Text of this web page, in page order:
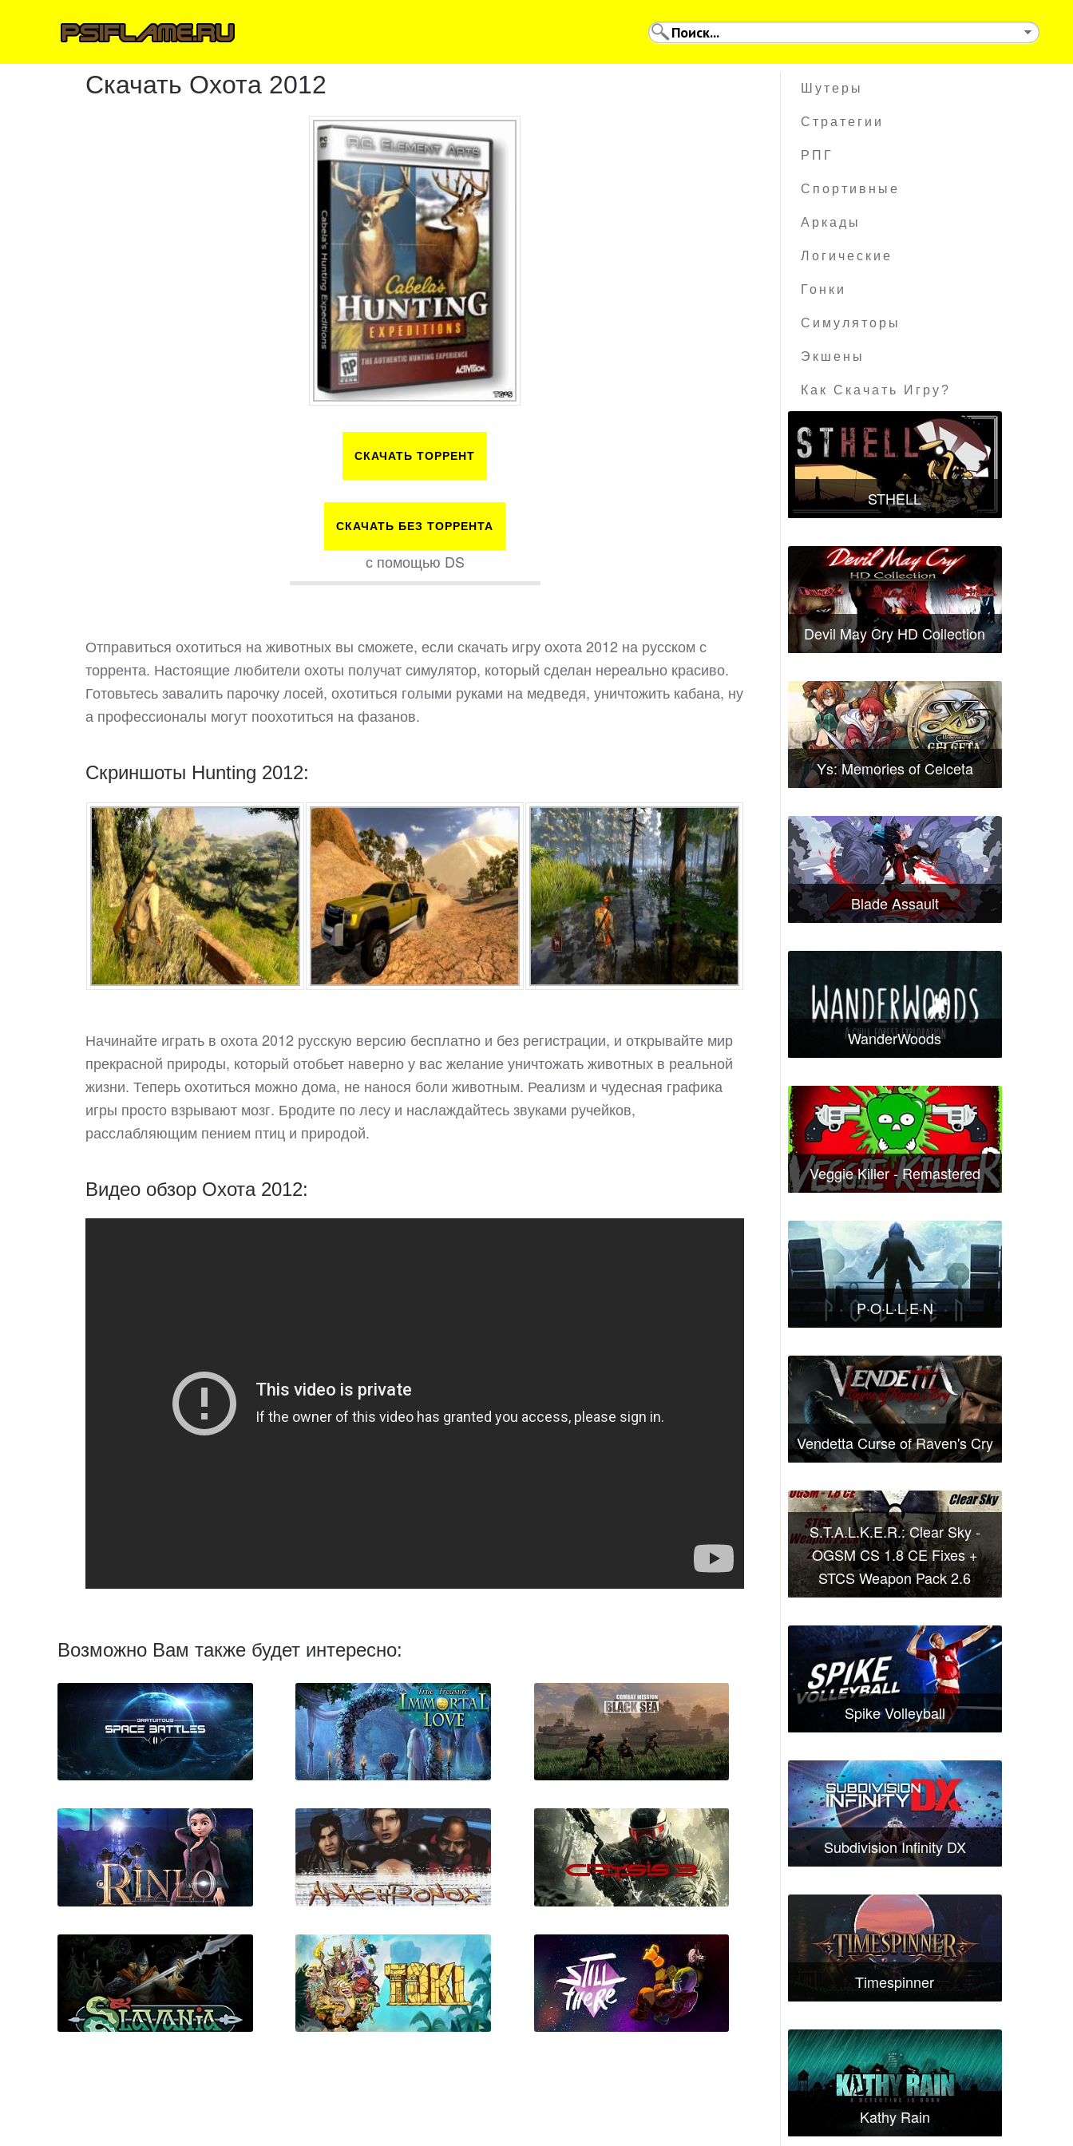
Скачать Охота 2012
СКАЧАТЬ ТОРРЕНТ
СКАЧАТЬ БЕЗ ТОРРЕНТА
с помощью DS
Отправиться охотиться на животных вы сможете, если скачать игру охота 2012 на русском с
торрента. Настоящие любители охоты получат симулятор, который сделан нереально красиво.
Готовьтесь завалить парочку лосей, охотиться голыми руками на медведя, уничтожить кабана, ну
а профессионалы могут поохотиться на фазанов.
Скриншоты Hunting 2012:
Начинайте играть в охота 2012 русскую версию бесплатно и без регистрации, и открывайте мир
прекрасной природы, который отобьет наверно у вас желание уничтожать животных в реальной
жизни. Теперь охотиться можно дома, не нанося боли животным. Реализм и чудесная графика
игры просто взрывают мозг. Бродите по лесу и наслаждайтесь звуками ручейков,
расслабляющим пением птиц и природой.
Видео обзор Охота 2012:
Возможно Вам также будет интересно:
Gratuitous Space Battles 2
Immortal Love: True
Combat Mission Black Sea
Шутеры
Стратегии
РПГ
Спортивные
Аркады
Логические
Гонки
Симуляторы
Экшены
Как Скачать Игру?
STHELL
Devil May Cry HD Collection
Ys: Memories of Celceta
Blade Assault
WanderWoods
Veggie Killer - Remastered
P·O·L·L·E·N
Vendetta Curse of Raven's Cry
S.T.A.L.K.E.R.: Clear Sky -
OGSM CS 1.8 CE Fixes +
STCS Weapon Pack 2.6
Spike Volleyball
Subdivision Infinity DX
Timespinner
Kathy Rain